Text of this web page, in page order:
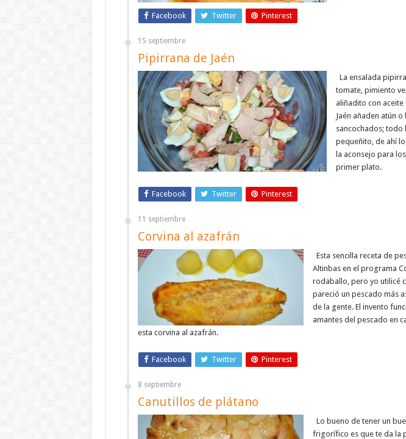
Facebook Twitter Pinterest
15 septiembre
Pipirrana de Jaén
La ensalada
tomate, pimiento
aliñadito con aceite
Jaén añaden atún
sancochados; todo
pequeñito, de ahí
la aconsejo para
primer plato.
Facebook Twitter Pinterest
11 septiembre
Corvina al azafrán
Esta sencilla receta de
Altinbas en el programa
rodaballo, pero yo utilicé
pareció un pescado más
de la gente. El invento
amantes del pescado en
esta corvina al azafrán.
Facebook Twitter Pinterest
8 septiembre
Canutillos de plátano
Lo bueno de tener un
frigorífico es que te da la